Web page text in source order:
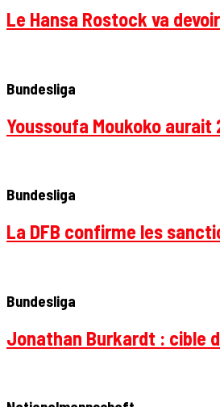
Le Hansa Rostock va
Bundesliga
Youssoufa Moukoko aurait
Bundesliga
La DFB confirme les
Bundesliga
Jonathan Burkardt : cible